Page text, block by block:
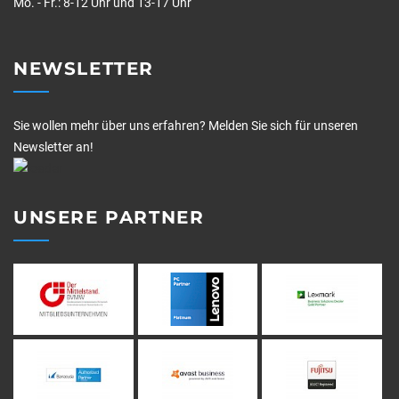
NEWSLETTER
Sie wollen mehr über uns erfahren? Melden Sie sich für unseren
Newsletter an!
UNSERE PARTNER